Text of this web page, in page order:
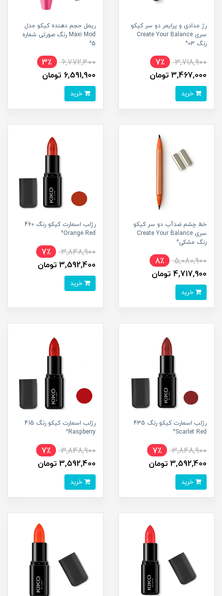
رژ مدادی و پرایمر دو سر کیکو
سری Create Your Balance
رنگ 03^
3,718,900
7٪
3,467,000 تومان
ریمل حجم دهنده کیکو مدل
Maxi Mod رنگ صورتی شماره
5^
6,772,400
3٪
6,591,900 تومان
خط چشم ضدآب دو سر کیکو
سری Create Your Balance
رنگ مشکی^
5,080,900
8٪
4,717,900 تومان
رژلب اسمارت کیکو رنگ 460
Orange Red^
3,848,900
7٪
3,592,400 تومان
رژلب اسمارت کیکو رنگ 435
Scarlet Red^
3,848,900
7٪
3,592,400 تومان
رژلب اسمارت کیکو رنگ 415
Raspberry^
3,848,900
7٪
3,592,400 تومان